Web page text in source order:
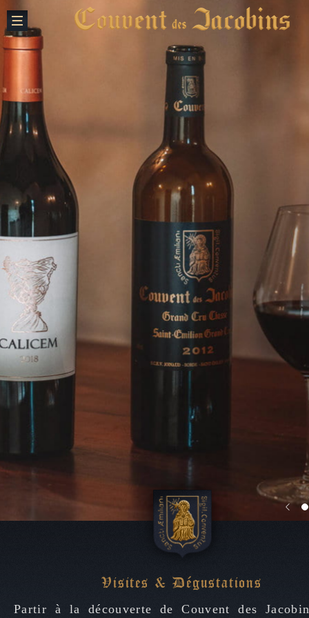
Visites & Dégustations
Partir à la découverte de Couvent des
Notre Histoire
Le Couvent
De la Vigne au Vin
Notre Vin
Calicem
Actualités
Visites & Réceptions
Acquérir nos vins
creation vinium